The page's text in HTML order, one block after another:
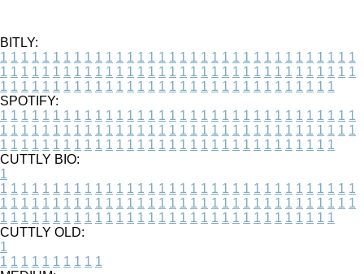
BITLY:
1 1 1 1 1 1 1 1 1 1 1 1 1 1 1 1 1 1 1 1 1 1 1 1 1 1 1 1 1 1 1 1 1 1
1 1 1 1 1 1 1 1 1 1 1 1 1 1 1 1 1 1 1 1 1 1 1 1 1 1 1 1 1 1 1 1 1 1
1 1 1 1 1 1 1 1 1 1 1 1 1 1 1 1 1 1 1 1 1 1 1 1 1 1 1 1 1 1 1 1
SPOTIFY:
1 1 1 1 1 1 1 1 1 1 1 1 1 1 1 1 1 1 1 1 1 1 1 1 1 1 1 1 1 1 1 1 1 1
1 1 1 1 1 1 1 1 1 1 1 1 1 1 1 1 1 1 1 1 1 1 1 1 1 1 1 1 1 1 1 1 1 1
1 1 1 1 1 1 1 1 1 1 1 1 1 1 1 1 1 1 1 1 1 1 1 1 1 1 1 1 1 1 1 1
CUTTLY BIO:
1
1 1 1 1 1 1 1 1 1 1 1 1 1 1 1 1 1 1 1 1 1 1 1 1 1 1 1 1 1 1 1 1 1 1
1 1 1 1 1 1 1 1 1 1 1 1 1 1 1 1 1 1 1 1 1 1 1 1 1 1 1 1 1 1 1 1 1 1
1 1 1 1 1 1 1 1 1 1 1 1 1 1 1 1 1 1 1 1 1 1 1 1 1 1 1 1 1 1 1 1
CUTTLY OLD:
1
1 1 1 1 1 1 1 1 1 1